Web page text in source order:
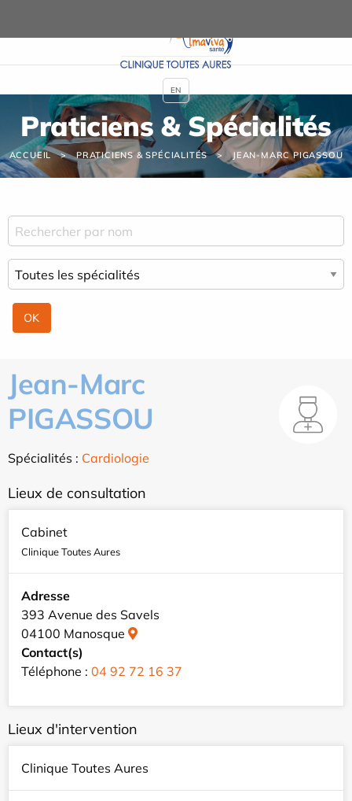
Praticiens & Spécialités
ACCUEIL PRATICIENS & SPÉCIALITÉS JEAN-MARC PIGASSOU
Jean-Marc
PIGASSOU
Spécialités : Cardiologie
Lieux de consultation
Cabinet
Clinique Toutes Aures
Adresse
393 Avenue des Savels
04100 Manosque
Contact(s)
Téléphone : 04 92 72 16 37
Lieux d'intervention
Clinique Toutes Aures
EN